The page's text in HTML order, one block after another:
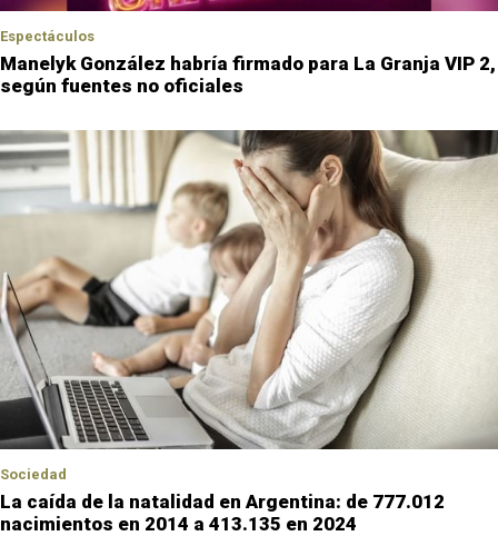
Espectáculos
Manelyk González habría firmado para La Granja VIP 2,
según fuentes no oficiales
Sociedad
La caída de la natalidad en Argentina: de 777.012
nacimientos en 2014 a 413.135 en 2024